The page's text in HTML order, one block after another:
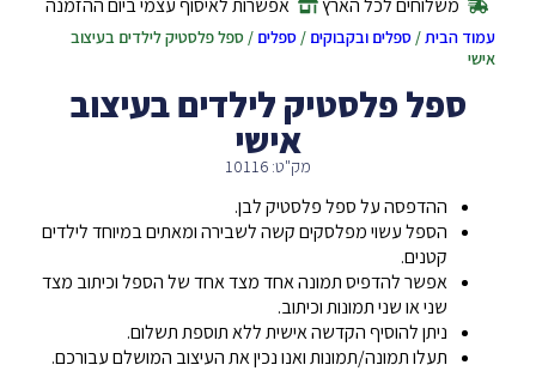
משלוחים לכל הארץ
אפשרות לאיסוף עצמי ביום ההזמנה
עמוד הבית/ספלים ובקבוקים /ספלים / ספל פלסטיק לילדים בעיצוב
אישי
ספל פלסטיק לילדים בעיצוב
אישי
מק"ט: 10116
ההדפסה על ספל פלסטיק לבן.
הספל עשוי מפלסקים קשה לשבירה ומאתים במיוחד לילדים
קטנים.
אפשר להדפיס תמונה אחד מצד אחד של הספל וכיתוב מצד
שני או שני תמונות וכיתוב.
ניתן להוסיף הקדשה אישית ללא תוספת תשלום.
תעלו תמונה/תמונות ואנו נכין את העיצוב המושלם עבורכם.